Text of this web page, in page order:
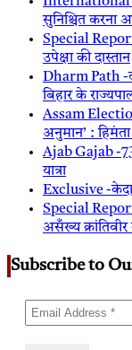
सुनिश्चित
Special Report
उपेक्षा की दास्तान
Dharm Path -
बिहार के
Assam
अनुमान’ : हिमंता
Ajab Gajab -73
यात्रा
Exclusive -
Special Report
असँख्य
Subscribe to